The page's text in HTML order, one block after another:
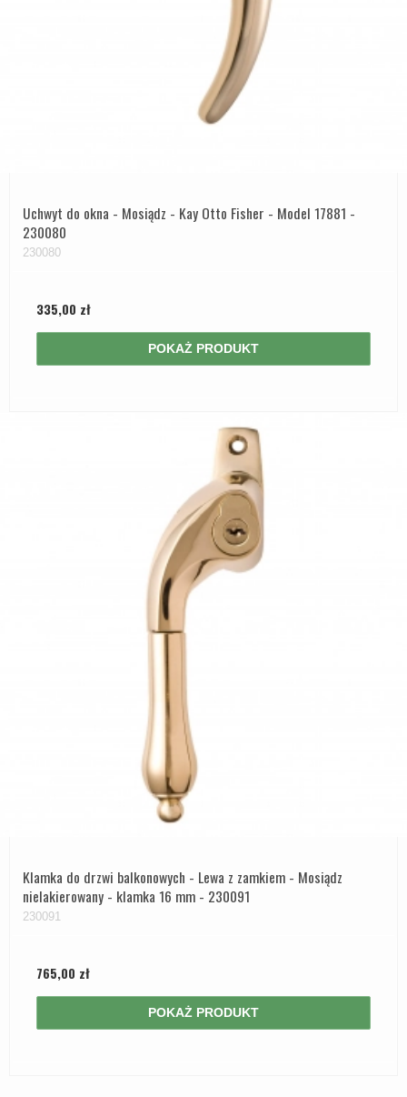
Uchwyt do okna - Mosiądz - Kay Otto Fisher - Model 17881 -
230080
230080
335,00 zł
POKAŻ PRODUKT
Klamka do drzwi balkonowych - Lewa z zamkiem - Mosiądz
nielakierowany - klamka 16 mm - 230091
230091
765,00 zł
POKAŻ PRODUKT